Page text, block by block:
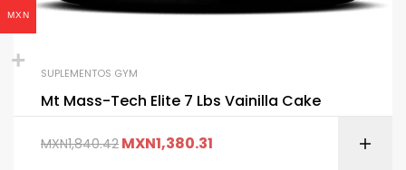
SUPLEMENTOS GYM
Mt Mass-Tech Elite 7 Lbs Vainilla Cake
MXN1,840.42 MXN1,380.31
MXN